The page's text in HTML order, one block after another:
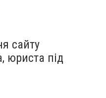
сайту
юриста під